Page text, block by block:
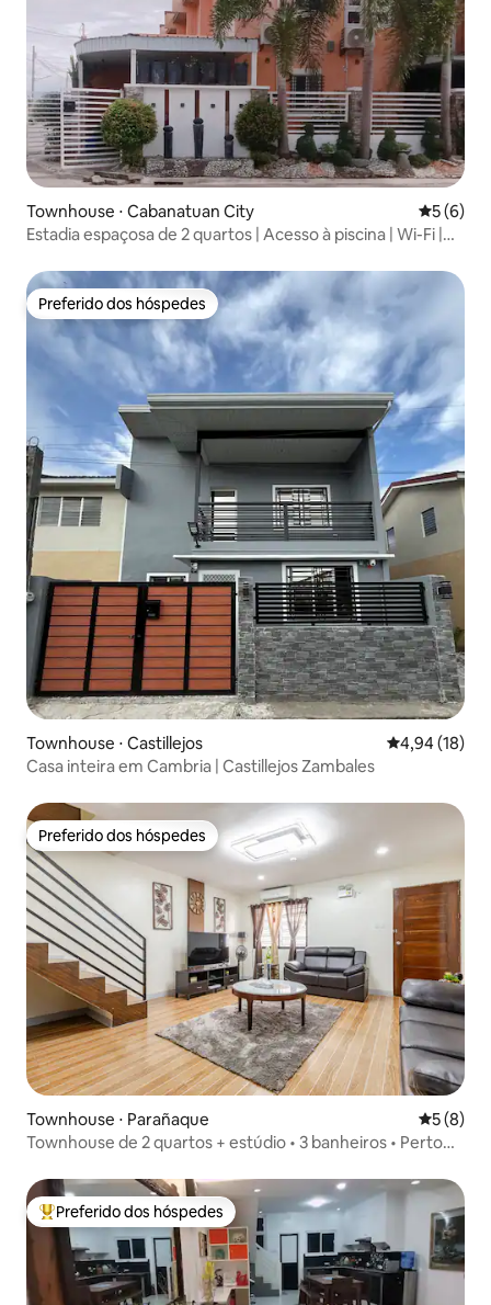
Townhouse ⋅ Cabanatuan City 5 de
5 (6)
Estadia espaçosa de 2 quartos | Acesso à piscina | Wi-Fi |
Preferido dos hóspedes
Preferido dos hóspedes
Townhouse ⋅ Castillejos 4,94 de uma
4,94 (18)
Casa inteira em Cambria | Castillejos Zambales
Preferido dos hóspedes
Preferido dos hóspedes
Townhouse ⋅ Parañaque 5 de
5 (8)
Townhouse de 2 quartos + estúdio • 3 banheiros • Perto
Entre os melhores preferidos dos hóspedes
Preferido dos hóspedes